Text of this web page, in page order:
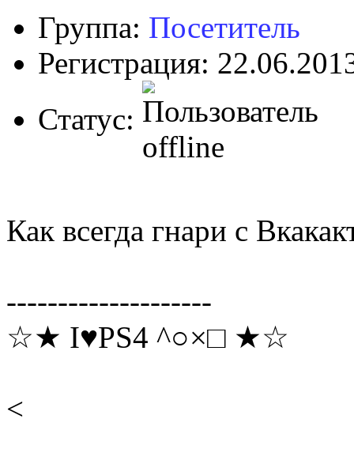
Группа: Посетитель
Регистрация:
Статус:
Как всегда гнари с
--------------------
☆★ I♥PS4 ^○×□ ★☆
<